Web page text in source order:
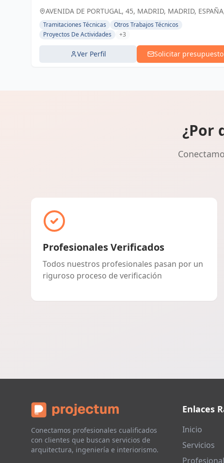
empresarial y arquitectónico
AVENIDA DE PORTUGAL, 45, MADRID, MADRID,
España
Tramitaciones Técnicas
Otros Trabajos Técnicos
Proyectos De Actividades
+3
Ver Perfil Solicitar presupuesto
¿Por
Profesionales Verificados
Todos nuestros profesionales pasan por un
riguroso proceso de verificación
Conectamos profesionales cualificados
con clientes que buscan servicios de
arquitectura, ingeniería e interiorismo.
Enlaces
Inicio
Servicios